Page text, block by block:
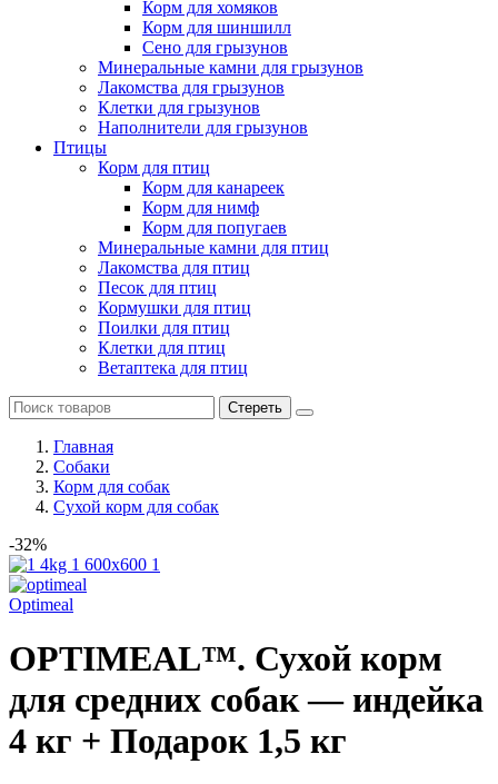
Корм для хомяков
Корм для шиншилл
Сено для грызунов
Минеральные камни для грызунов
Лакомства для грызунов
Клетки для грызунов
Наполнители для грызунов
Птицы
Корм для птиц
Корм для канареек
Корм для нимф
Корм для попугаев
Минеральные камни для птиц
Лакомства для птиц
Песок для птиц
Кормушки для птиц
Поилки для птиц
Клетки для птиц
Ветаптека для птиц
Стереть
Главная
Cобаки
Корм для собак
Сухой корм для собак
-32%
Optimeal
OPTIMEAL™. Сухой корм
для средних собак — индейка
4 кг + Подарок 1,5 кг